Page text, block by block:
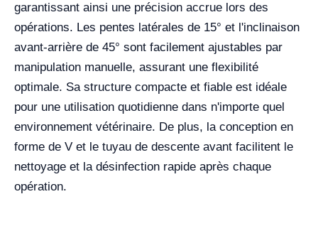
garantissant ainsi une précision accrue lors des
opérations. Les pentes latérales de 15° et l'inclinaison
avant-arrière de 45° sont facilement ajustables par
manipulation manuelle, assurant une flexibilité
optimale. Sa structure compacte et fiable est idéale
pour une utilisation quotidienne dans n'importe quel
environnement vétérinaire. De plus, la conception en
forme de V et le tuyau de descente avant facilitent le
nettoyage et la désinfection rapide après chaque
opération.